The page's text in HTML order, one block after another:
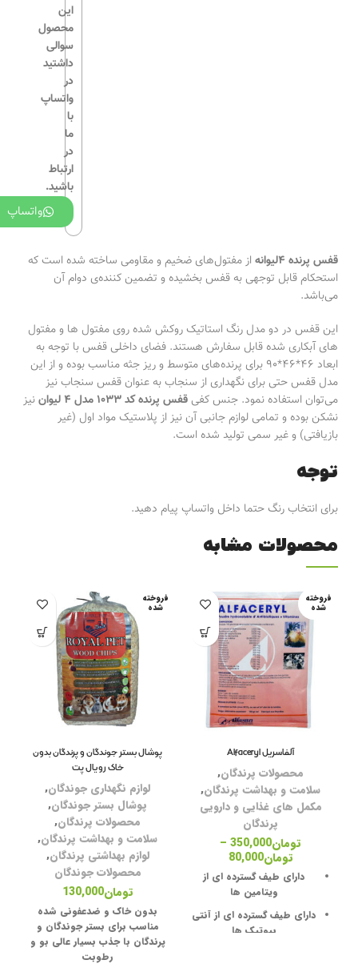
این
محصول
سوالی
داشتید
در
واتساپ
با
ما
در
ارتباط
باشید.
واتساپ
قفس پرنده 4لیوانه
از مفتول‌های ضخیم و مقاومی ساخته شده است که
استحکام قابل توجهی به قفس بخشیده و تضمین کننده‌ی دوام آن
می‌باشد.
این قفس در دو مدل رنگ استاتیک روکش شده روی مفتول ها و مفتول
های آبکاری شده قابل سفارش هستند. فضای داخلی قفس با توجه به
ابعاد 46*46*90 برای پرنده‌های متوسط و ریز جثه مناسب بوده و از این
مدل قفس حتی برای نگهداری از سنجاب به عنوان قفس سنجاب نیز
می‌توان استفاده نمود. جنس کفیقفس پرنده کد 1033 مدل 4 لیوان
نیز
نشکن بوده و تمامی لوازم جانبی آن نیز از پلاستیک مواد اول (غیر
بازیافتی) و غیر سمی تولید شده است.
توجه
برای انتخاب رنگ حتما داخل واتساپ پیام دهید.
محصولات مشابه
فروخته
شده
آلفاسریل Alfaceryl
محصولات پرندگان,
سلامت و بهداشت پرندگان,
مکمل های غذایی و دارویی
پرندگان
تومان350,000
–
تومان80,000
دارای طیف گسترده ای از
ویتامین ها
دارای طیف گسترده ای از آنتی
بیوتیک ها
فروخته
شده
پوشال بستر جوندگان و پرندگان بدون
خاک رویال پت
لوازم نگهداری جوندگان,
پوشال بستر جوندگان,
محصولات پرندگان,
سلامت و بهداشت پرندگان,
لوازم بهداشتی پرندگان,
محصولات جوندگان
تومان130,000
بدون خاک و ضدعفونی شده
مناسب برای بستر جوندگان و
پرندگان با جذب بسیار عالی بو و
رطوبت